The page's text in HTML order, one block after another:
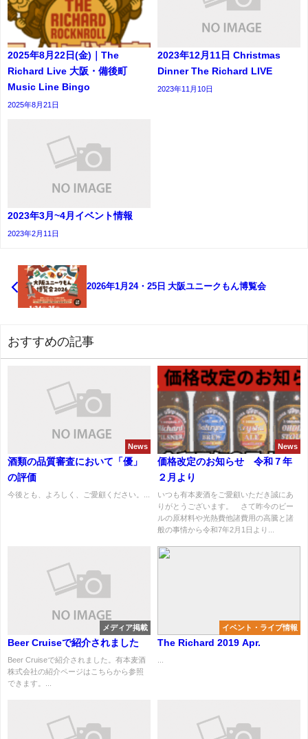
2025年8月22日(金)｜The
Richard Live 大阪・備後町
Music Line Bingo
2025年8月21日
2023年12月11日 Christmas
Dinner The Richard LIVE
2023年11月10日
2023年3月~4月イベント情報
2023年2月11日
2026年1月24・25日 大阪ユニークもん博覧会
おすすめの記事
News
酒類の品質審査において「優」
の評価
今後とも、よろしく、ご愛顧ください。...
News
価格改定のお知らせ 令和７年
２月より
いつも有本麦酒をご愛顧いただき誠にあ
りがとうございます。 さて昨今のビー
ルの原材料や光熱費他諸費用の高騰と諸
般の事情から令和7年2月1日より...
メディア掲載
Beer Cruiseで紹介されました
Beer Cruiseで紹介されました。有本麦酒
株式会社の紹介ページはこちらから参照
できます。...
イベント・ライブ情報
The Richard 2019 Apr.